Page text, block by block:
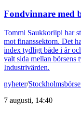
Fondvinnare med
Tommi Saukkoriipi har
mot finanssektorn. Det
index tydligt både i år
valt sida mellan börsens
Industrivärden.
nyheter/
7 augusti, 14:40